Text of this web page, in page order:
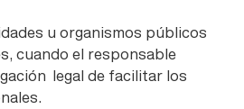
u organismos públicos
cuando el responsable
legal de facilitar los